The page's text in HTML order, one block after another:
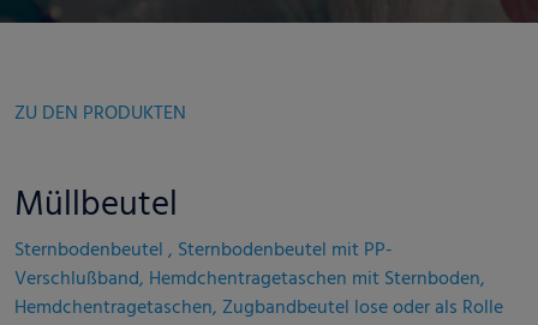
ZU DEN PRODUKTEN
Müllbeutel
Sternbodenbeutel , Sternbodenbeutel mit PP-
Verschlußband, Hemdchentragetaschen mit Sternboden,
Hemdchentragetaschen, Zugbandbeutel lose oder als Rolle